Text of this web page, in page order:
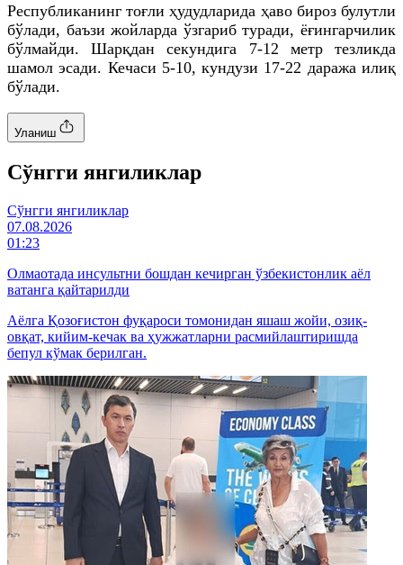
Республиканинг тоғли ҳудудларида ҳаво бироз булутли
бўлади, баъзи жойларда ўзгариб туради, ёғингарчилик
бўлмайди. Шарқдан секундига 7-12 метр тезликда
шамол эсади. Кечаси 5-10, кундузи 17-22 даража илиқ
бўлади.
Уланиш
Cўнгги янгиликлар
Cўнгги янгиликлар
07.08.2026
01:23
Олмаотада инсультни бошдан кечирган ўзбекистонлик аёл
ватанга қайтарилди
Аёлга Қозоғистон фуқароси томонидан яшаш жойи, озиқ-
овқат, кийим-кечак ва ҳужжатларни расмийлаштиришда
бепул кўмак берилган.